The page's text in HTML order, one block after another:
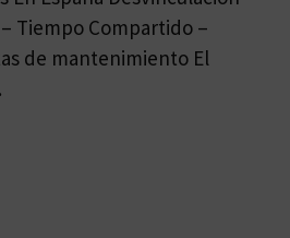
Tiempo Compartido –
de mantenimiento El